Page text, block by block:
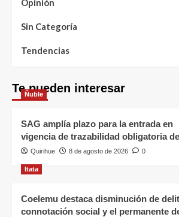
Opinión
Sin Categoría
Tendencias
Te pueden interesar
Ñuble
SAG amplía plazo para la entrada en
vigencia de trazabilidad obligatoria
Quirihue 8 de agosto de 2026 0
Itata
Coelemu destaca disminución de
connotación social y el permanente